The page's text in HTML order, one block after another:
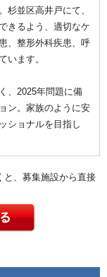
杉並区高井戸にて、
きるよう、適切なケ
、整形外科疾患、呼
います。
、2025年問題に備
ン。家族のように安
ショナルを目指し
と、募集施設から直接